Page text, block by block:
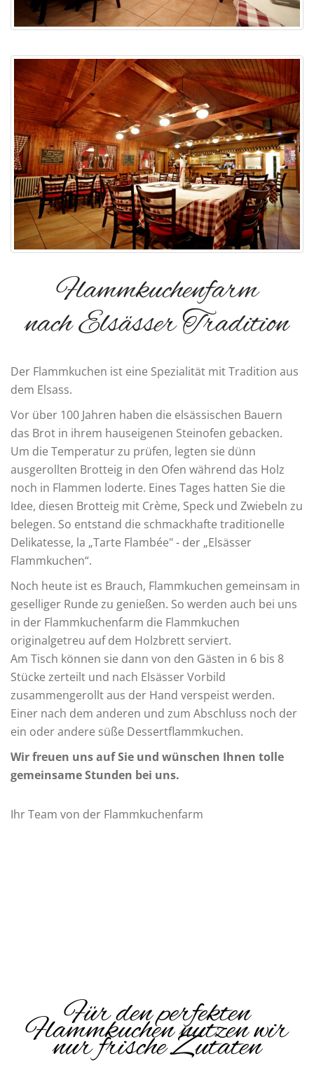
Flammkuchenfarm
nach Elsässer Tradition
Der Flammkuchen ist eine Spezialität mit Tradition aus
dem Elsass.
Vor über 100 Jahren haben die elsässischen Bauern
das Brot in ihrem hauseigenen Steinofen gebacken.
Um die Temperatur zu prüfen, legten sie dünn
ausgerollten Brotteig in den Ofen während das Holz
noch in Flammen loderte. Eines Tages hatten Sie die
Idee, diesen Brotteig mit Crème, Speck und Zwiebeln zu
belegen. So entstand die schmackhafte traditionelle
Delikatesse, la „Tarte Flambée" - der „Elsässer
Flammkuchen“.
Noch heute ist es Brauch, Flammkuchen gemeinsam in
geselliger Runde zu genießen. So werden auch bei uns
in der Flammkuchenfarm die Flammkuchen
originalgetreu auf dem Holzbrett serviert.
Am Tisch können sie dann von den Gästen in 6 bis 8
Stücke zerteilt und nach Elsässer Vorbild
zusammengerollt aus der Hand verspeist werden.
Einer nach dem anderen und zum Abschluss noch der
ein oder andere süße Dessertflammkuchen.
Wir freuen uns auf Sie und wünschen Ihnen tolle
gemeinsame Stunden bei uns.
Ihr Team von der Flammkuchenfarm
Für den perfekten
Flammkuchen nutzen wir
nur frische Zutaten